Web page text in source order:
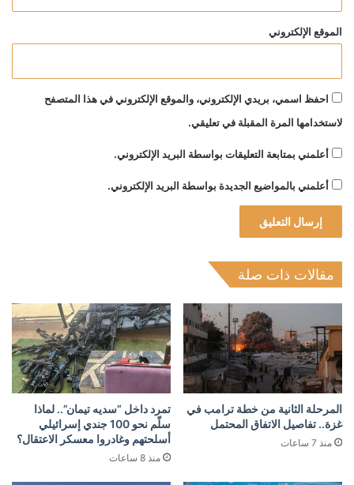
الموقع الإلكتروني
احفظ اسمي، بريدي الإلكتروني، والموقع الإلكتروني في هذا المتصفح
لاستخدامها المرة المقبلة في تعليقي.
أعلمني بمتابعة التعليقات بواسطة البريد الإلكتروني.
أعلمني بالمواضيع الجديدة بواسطة البريد الإلكتروني.
مقالات ذات صلة
المرحلة الثانية من خطة ترامب في
غزة.. تفاصيل الاتفاق المحتمل
منذ 7 ساعات
تمرد داخل “سديه تيمان”.. لماذا
سلّم نحو 100 جندي إسرائيلي
أسلحتهم وغادروا معسكر الاعتقال؟
منذ 8 ساعات